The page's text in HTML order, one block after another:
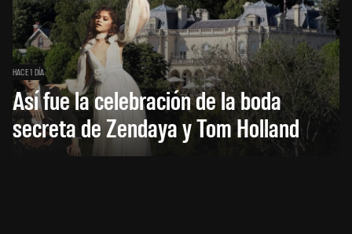
HACE 1 DÍA
Así fue la celebración de la boda
secreta de Zendaya y Tom Holland